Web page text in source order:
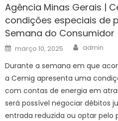
Agência Minas Gerais |
condições especiais de
Semana do Consumidor
Posted
on
março 10, 2025 Author
admin
Durante a semana em que
a Cemig apresenta uma
com contas de energia em
será possível negociar débitos
entrada reduzida ou optar pelo